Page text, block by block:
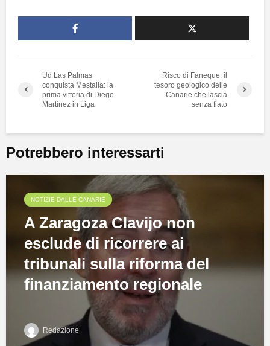
Ud Las Palmas
conquista Mestalla: la
prima vittoria di Diego
Martínez in Liga
Risco di Faneque: il
tesoro geologico delle
Canarie che lascia
senza fiato
Potrebbero interessarti
NOTIZIE DALLE CANARIE
A Zaragoza Clavijo non
esclude di ricorrere ai
tribunali sulla riforma del
finanziamento regionale
Redazione